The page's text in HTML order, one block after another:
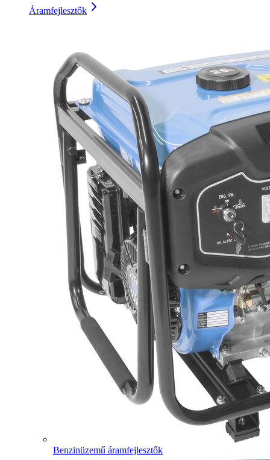
Áramfejlesztők
Benzinüzemű áramfejlesztők